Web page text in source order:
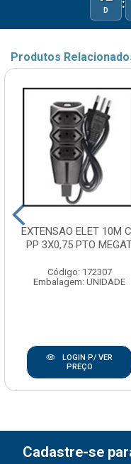
D :
Produtos
EXTENSAO ELET 10M
PP 3X0,75 PTO
Código: 172307
Embalagem: UNIDADE
LOGIN P/ VER
PREÇO
Cadastre-se